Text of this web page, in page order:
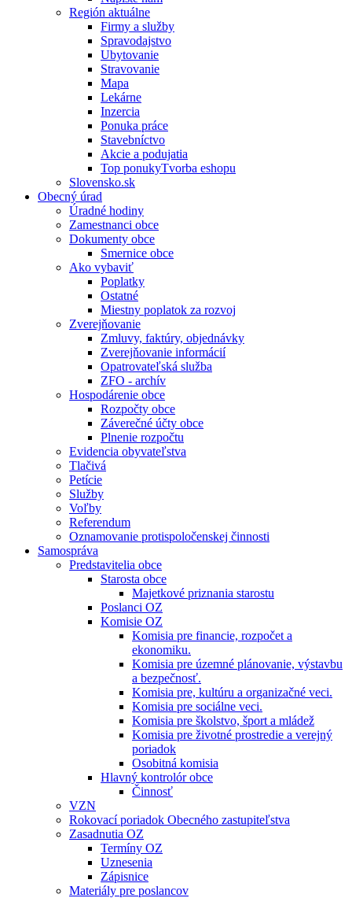
Región aktuálne
Firmy a služby
Spravodajstvo
Ubytovanie
Stravovanie
Mapa
Lekárne
Inzercia
Ponuka práce
Stavebníctvo
Akcie a podujatia
Top ponukyTvorba eshopu
Slovensko.sk
Obecný úrad
Úradné hodiny
Zamestnanci obce
Dokumenty obce
Smernice obce
Ako vybaviť
Poplatky
Ostatné
Miestny poplatok za rozvoj
Zverejňovanie
Zmluvy, faktúry, objednávky
Zverejňovanie informácií
Opatrovateľská služba
ZFO - archív
Hospodárenie obce
Rozpočty obce
Záverečné účty obce
Plnenie rozpočtu
Evidencia obyvateľstva
Tlačivá
Petície
Služby
Voľby
Referendum
Oznamovanie protispoločenskej činnosti
Samospráva
Predstavitelia obce
Starosta obce
Majetkové priznania starostu
Poslanci OZ
Komisie OZ
Komisia pre financie, rozpočet a
ekonomiku.
Komisia pre územné plánovanie, výstavbu
a bezpečnosť.
Komisia pre, kultúru a organizačné veci.
Komisia pre sociálne veci.
Komisia pre školstvo, šport a mládež
Komisia pre životné prostredie a verejný
poriadok
Osobitná komisia
Hlavný kontrolór obce
Činnosť
VZN
Rokovací poriadok Obecného zastupiteľstva
Zasadnutia OZ
Termíny OZ
Uznesenia
Zápisnice
Materiály pre poslancov